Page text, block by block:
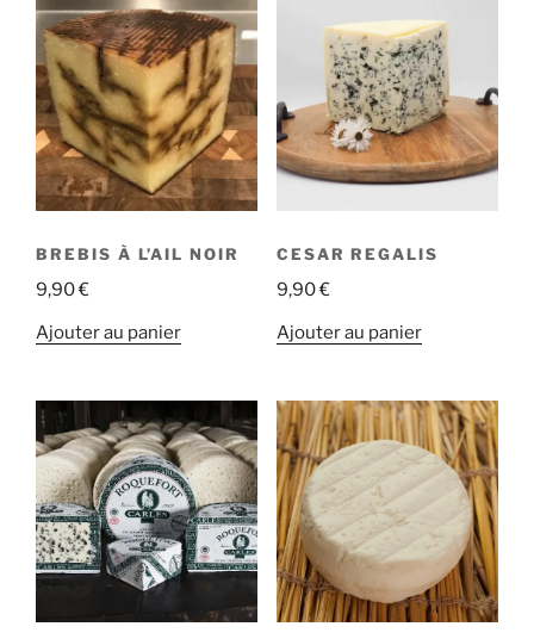
BREBIS À L’AIL NOIR
9,90€
Ajouter au panier
CESAR REGALIS
9,90€
Ajouter au panier